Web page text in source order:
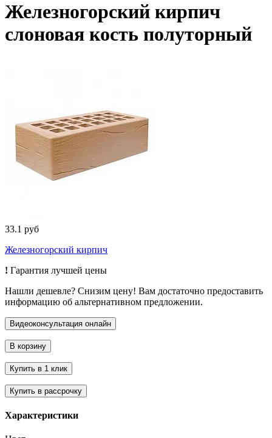
Железногорский кирпич
слоновая кость полуторный
33.1 руб
Железногорский кирпич
! Гарантия лучшей цены
Нашли дешевле? Снизим цену! Вам достаточно предоставить
информацию об альтернативном предложении.
Характеристики